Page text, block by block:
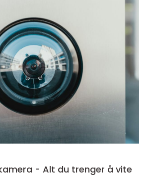
- Alt du trenger å vite